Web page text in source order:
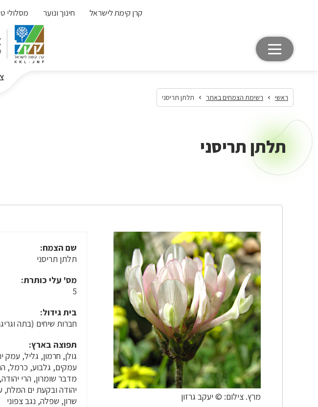
קרן קימת לישראל חינוך ונוער מסלולי
ראשי רשימת הצמחים באתר תלתן תריסני
תלתן תריסני
מרץ. צילום: © יעקב גרזון
שם הצמח:
תלתן תריסני
מס' עלי כותרת:
5
בית גידול:
חברות שיחים (בתה
תפוצה בארץ:
גולן, חרמון, גליל, עמק
עמקים, גלבוע, כרמל,
מדבר שומרון, הרי
יהודה ובקעת ים המלח,
שרון, שפלה, נגב צפוני